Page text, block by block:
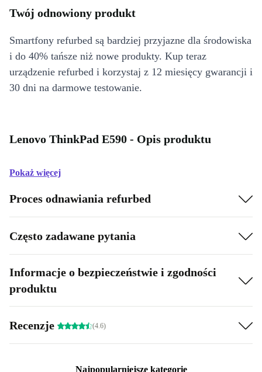
Twój odnowiony produkt
Smartfony refurbed są bardziej przyjazne dla środowiska
i do 40% tańsze niż nowe produkty. Kup teraz
urządzenie refurbed i korzystaj z 12 miesięcy gwarancji i
30 dni na darmowe testowanie.
Lenovo ThinkPad E590 - Opis produktu
Pokaż więcej
Proces odnawiania refurbed
Często zadawane pytania
Informacje o bezpieczeństwie i zgodności
produktu
Recenzje (4.6)
Najpopularniejsze kategorie